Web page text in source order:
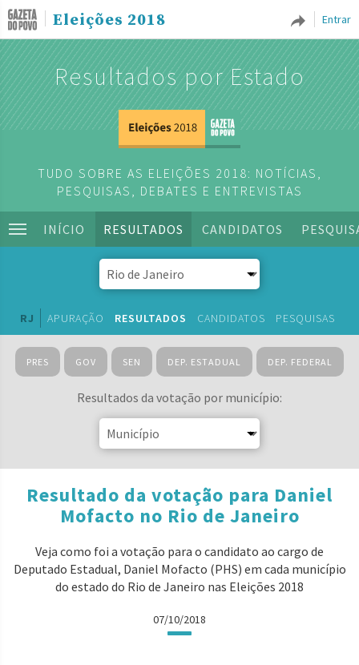
Entrar
Eleições 2018
Resultados por Estado
TUDO SOBRE AS ELEIÇÕES 2018: NOTÍCIAS,
PESQUISAS, DEBATES E ENTREVISTAS
INÍCIO RESULTADOS CANDIDATOS
RJ APURAÇÃO RESULTADOS CANDIDATOS PESQUISAS
PRES GOV SEN DEP. ESTADUAL DEP. FEDERAL
Resultados da votação por município:
Resultado da votação para Daniel
Mofacto no Rio de Janeiro
Veja como foi a votação para o candidato ao cargo de
Deputado Estadual, Daniel Mofacto (PHS) em cada município
do estado do Rio de Janeiro nas Eleições 2018
07/10/2018